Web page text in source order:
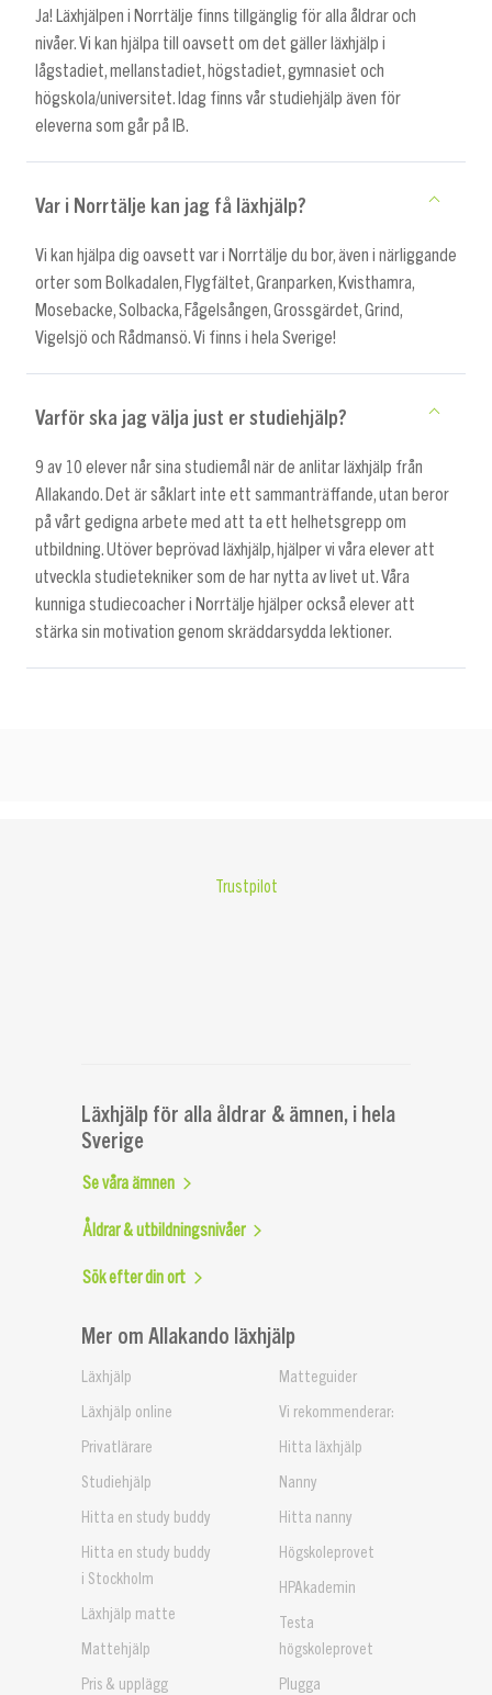
Ja! Läxhjälpen i Norrtälje finns tillgänglig för alla åldrar och
nivåer. Vi kan hjälpa till oavsett om det gäller läxhjälp i
lågstadiet, mellanstadiet, högstadiet, gymnasiet och
högskola/universitet. Idag finns vår studiehjälp även för
eleverna som går på IB.
Var i Norrtälje kan jag få läxhjälp?
Vi kan hjälpa dig oavsett var i Norrtälje du bor, även i närliggande
orter som Bolkadalen, Flygfältet, Granparken, Kvisthamra,
Mosebacke, Solbacka, Fågelsången, Grossgärdet, Grind,
Vigelsjö och Rådmansö. Vi finns i hela Sverige!
Varför ska jag välja just er studiehjälp?
9 av 10 elever når sina studiemål när de anlitar läxhjälp från
Allakando. Det är såklart inte ett sammanträffande, utan beror
på vårt gedigna arbete med att ta ett helhetsgrepp om
utbildning. Utöver beprövad läxhjälp, hjälper vi våra elever att
utveckla studietekniker som de har nytta av livet ut. Våra
kunniga studiecoacher i Norrtälje hjälper också elever att
stärka sin motivation genom skräddarsydda lektioner.
Trustpilot
Mer om Allakando läxhjälp
Läxhjälp
Läxhjälp online
Privatlärare
Studiehjälp
Hitta en study buddy
Hitta en study buddy
i Stockholm
Läxhjälp matte
Mattehjälp
Pris & upplägg
Matteguider
Vi rekommenderar:
Hitta läxhjälp
Nanny
Hitta nanny
Högskoleprovet
HPAkademin
Testa
högskoleprovet
Plugga
Läxhjälp för alla åldrar & ämnen, i hela
Sverige
Se våra ämnen
Åldrar & utbildningsnivåer
Sök efter din ort